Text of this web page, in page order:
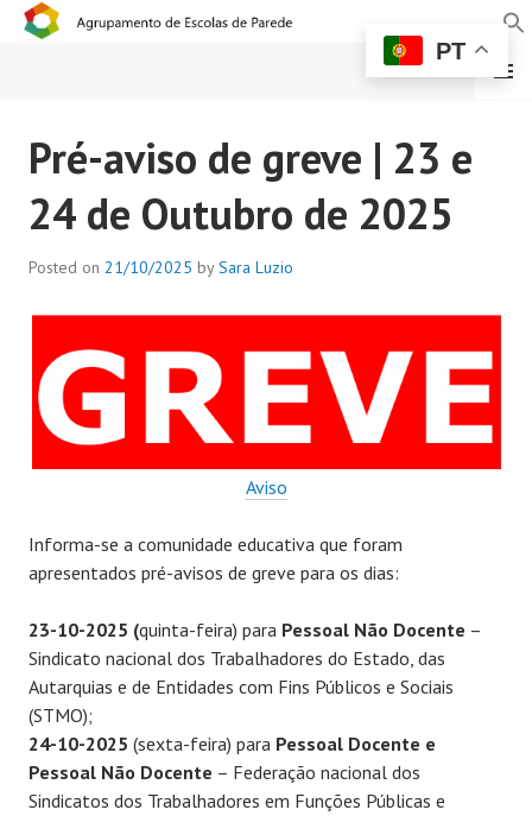
AGRUPAMENTO DE
ESCOLAS DE PAREDE
MENU
Pré-aviso de greve | 23 e
24 de Outubro de 2025
Posted on 21/10/2025 bySara Luzio
Aviso
Informa-se a comunidade educativa que foram
apresentados pré-avisos de greve para os dias:
23-10-2025 (quinta-feira) para Pessoal Não Docente –
Sindicato nacional dos Trabalhadores do Estado, das
Autarquias e de Entidades com Fins Públicos e Sociais
(STMO);
24-10-2025 (sexta-feira) para Pessoal Docente e
Pessoal Não Docente – Federação nacional dos
Sindicatos dos Trabalhadores em Funções Públicas e
PT